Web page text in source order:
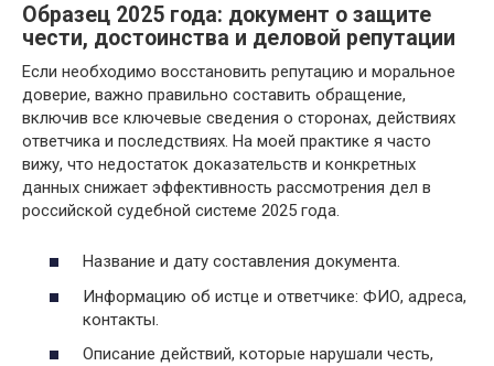
Образец 2025 года: документ о защите
чести, достоинства и деловой репутации
Если необходимо восстановить репутацию и моральное
доверие, важно правильно составить обращение,
включив все ключевые сведения о сторонах, действиях
ответчика и последствиях. На моей практике я часто
вижу, что недостаток доказательств и конкретных
данных снижает эффективность рассмотрения дел в
российской судебной системе 2025 года.
Название и дату составления документа.
Информацию об истце и ответчике: ФИО, адреса,
контакты.
Описание действий, которые нарушали честь,